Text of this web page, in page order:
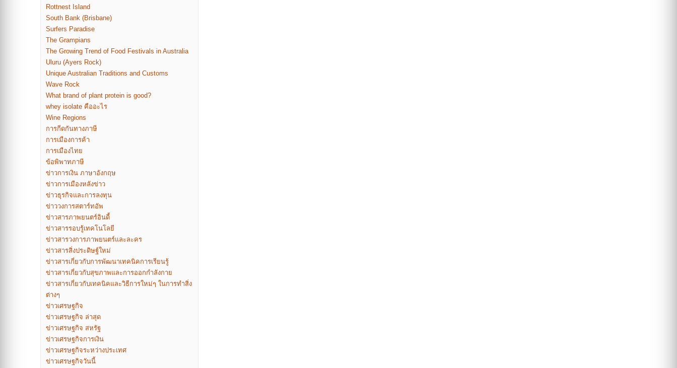
Rottnest Island
South Bank (Brisbane)
Surfers Paradise
The Grampians
The Growing Trend of Food Festivals in Australia
Uluru (Ayers Rock)
Unique Australian Traditions and Customs
Wave Rock
What brand of plant protein is good?
whey isolate คืออะไร
Wine Regions
การกีดกันทางภาษี
การเมืองการค้า
การเมืองไทย
ข้อพิพาทภาษี
ข่าวการเงิน ภาษาอังกฤษ
ข่าวการเมืองหลังข่าว
ข่าวธุรกิจและการลงทุน
ข่าววงการสตาร์ทอัพ
ข่าวสารภาพยนตร์อินดี้
ข่าวสารรอบรู้เทคโนโลยี
ข่าวสารวงการภาพยนตร์และละคร
ข่าวสารสิ่งประดิษฐ์ใหม่
ข่าวสารเกี่ยวกับการพัฒนาเทคนิคการเรียนรู้
ข่าวสารเกี่ยวกับสุขภาพและการออกกำลังกาย
ข่าวสารเกี่ยวกับเทคนิคและวิธีการใหม่ๆ ในการทำสิ่ง
ต่างๆ
ข่าวเศรษฐกิจ
ข่าวเศรษฐกิจ ล่าสุด
ข่าวเศรษฐกิจ สหรัฐ
ข่าวเศรษฐกิจการเงิน
ข่าวเศรษฐกิจระหว่างประเทศ
ข่าวเศรษฐกิจวันนี้